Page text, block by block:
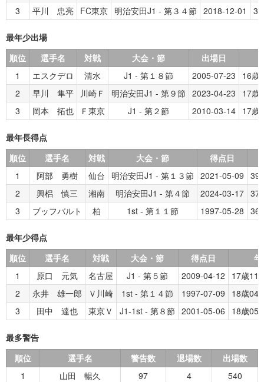
3 平川 忠亮 FC東京 明治安田J1 - 第３４節 2018-12-01
最年少出場
順位
選手名 対戦 大会・節
出場日
1
エスクデロ 清水 J1 - 第１８節 2005-07-23
16歳
2
早川 隼平 川崎Ｆ 明治安田J1 - 第９節 2023-04-23
17歳
3
岡本 拓也 Ｆ東京 J1 - 第２節 2010-03-14 17歳
最年長得点
順位
選手名 対戦 大会・節
得点日
1
阿部 勇樹 仙台 明治安田J1 - 第１３節 2021-05-09 39
2
興梠 慎三 湘南 明治安田J1 - 第４節 2024-03-17 37
3
ブッフバルト 柏 1st - 第１１節 1997-05-28 36
最年少得点
順位
選手名 対戦 大会・節 得点日
1
原口 元気 名古屋 J1 - 第５節 2009-04-12
17歳11
2
永井 雄一郎 Ｖ川崎 1st - 第１４節 1997-07-09
18歳04
3
田中 達也 東京Ｖ J1-1st - 第８節 2001-05-06 18歳05
最多警告
順位
選手名 警告数 退場数
出場数
1
山田 暢久 97 4
540